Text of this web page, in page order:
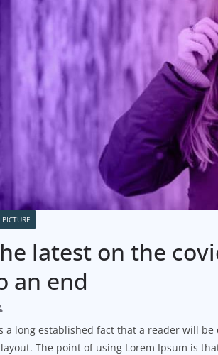
latest on the
an end
a long established fact that a reader will
The point of using Lorem Ipsum is